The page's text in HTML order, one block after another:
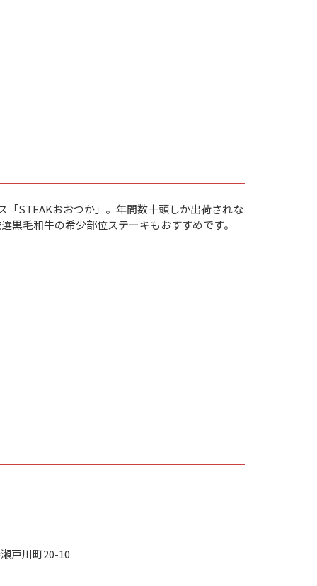
STEAKおおつか」。年間数十頭しか出荷されな
毛和牛の希少部位ステーキもおすすめです。
戸川町20-10